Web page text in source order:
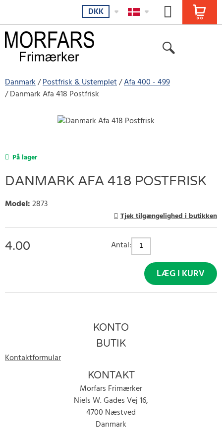
DKK
Danmark Postfrisk & Ustemplet Afa 400 - 499
Danmark Afa 418 Postfrisk
På lager
DANMARK AFA 418 POSTFRISK
Model:2873
Tjek tilgængelighed i butikken
4.00 Antal:
LÆG I KURV
KONTO
BUTIK
Kontaktformular
KONTAKT
Morfars Frimærker
Niels W. Gades Vej 16,
4700 Næstved
Danmark